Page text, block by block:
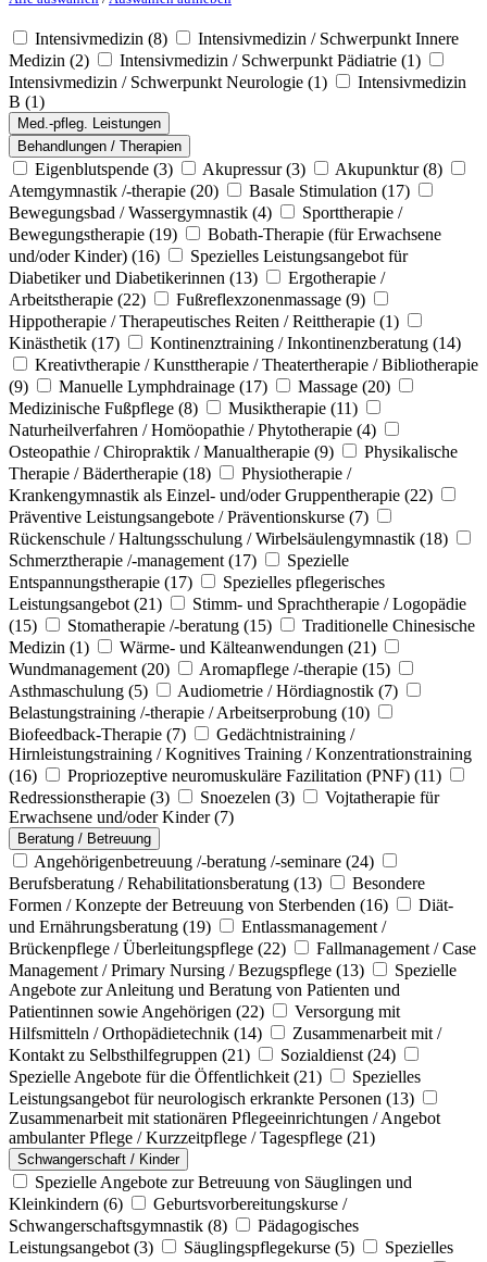
Intensivmedizin (8)
Intensivmedizin / Schwerpunkt Innere
Medizin (2) Intensivmedizin / Schwerpunkt Pädiatrie (1)
Intensivmedizin / Schwerpunkt Neurologie (1)
Intensivmedizin
B (1)
Med.-pfleg. Leistungen
Behandlungen / Therapien
Eigenblutspende (3) Akupressur(3) Akupunktur(8)
Atemgymnastik /-therapie (20) Basale Stimulation (17)
Bewegungsbad / Wassergymnastik (4)
Sporttherapie /
Bewegungstherapie (19)
Bobath-Therapie (für Erwachsene
und/oder Kinder) (16)
Spezielles Leistungsangebot für
Diabetiker und Diabetikerinnen (13)
Ergotherapie /
Arbeitstherapie (22) Fußreflexzonenmassage (9)
Hippotherapie / Therapeutisches Reiten / Reittherapie (1)
Kinästhetik (17) Kontinenztraining / Inkontinenzberatung (14)
Kreativtherapie / Kunsttherapie / Theatertherapie / Bibliotherapie
(9)
Manuelle Lymphdrainage (17) Massage (20)
Medizinische Fußpflege (8) Musiktherapie (11)
Naturheilverfahren / Homöopathie / Phytotherapie (4)
Osteopathie / Chiropraktik / Manualtherapie (9)
Physikalische
Therapie / Bädertherapie (18)
Physiotherapie /
Krankengymnastik als Einzel- und/oder Gruppentherapie (22)
Präventive Leistungsangebote / Präventionskurse (7)
Rückenschule / Haltungsschulung / Wirbelsäulengymnastik (18)
Schmerztherapie /-management (17)
Spezielle
Entspannungstherapie (17)
Spezielles pflegerisches
Leistungsangebot (21)
Stimm- und Sprachtherapie / Logopädie
(15)
Stomatherapie /-beratung (15)
Traditionelle Chinesische
Medizin (1) Wärme- und Kälteanwendungen (21)
Wundmanagement (20) Aromapflege /-therapie (15)
Asthmaschulung (5) Audiometrie / Hördiagnostik (7)
Belastungstraining /-therapie / Arbeitserprobung (10)
Biofeedback-Therapie (7)
Gedächtnistraining /
Hirnleistungstraining / Kognitives Training / Konzentrationstraining
(16)
Propriozeptive neuromuskuläre Fazilitation (PNF) (11)
Redressionstherapie (3) Snoezelen (3)
Vojtatherapie für
Erwachsene und/oder Kinder(7)
Beratung / Betreuung
Angehörigenbetreuung /-beratung /-seminare (24)
Berufsberatung / Rehabilitationsberatung (13)
Besondere
Formen / Konzepte der Betreuung von Sterbenden (16)
Diät-
und Ernährungsberatung (19)
Entlassmanagement /
Brückenpflege / Überleitungspflege (22)
Fallmanagement / Case
Management / Primary Nursing / Bezugspflege (13)
Spezielle
Angebote zur Anleitung und Beratung von Patienten und
Patientinnen sowie Angehörigen (22)
Versorgung mit
Hilfsmitteln / Orthopädietechnik (14)
Zusammenarbeit mit /
Kontakt zu Selbsthilfegruppen (21) Sozialdienst (24)
Spezielle Angebote für die Öffentlichkeit (21)
Spezielles
Leistungsangebot für neurologisch erkrankte Personen (13)
Zusammenarbeit mit stationären Pflegeeinrichtungen / Angebot
ambulanter Pflege / Kurzzeitpflege / Tagespflege (21)
Schwangerschaft / Kinder
Spezielle Angebote zur Betreuung von Säuglingen und
Kleinkindern (6)
Geburtsvorbereitungskurse /
Schwangerschaftsgymnastik (8)
Pädagogisches
Leistungsangebot (3) Säuglingspflegekurse (5)
Spezielles